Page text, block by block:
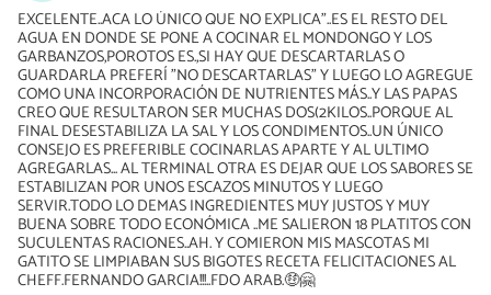
0
EXCELENTE..ACA LO ÚNICO QUE NO EXPLICA"..ES EL RESTO DEL
AGUA EN DONDE SE PONE A COCINAR EL MONDONGO Y LOS
GARBANZOS,POROTOS ES.,SI HAY QUE DESCARTARLAS O
GUARDARLA PREFERÍ "NO DESCARTARLAS" Y LUEGO LO AGREGUE
COMO UNA INCORPORACIÓN DE NUTRIENTES MÁS..Y LAS PAPAS
CREO QUE RESULTARON SER MUCHAS DOS(2KILOS..PORQUE AL
FINAL DESESTABILIZA LA SAL Y LOS CONDIMENTOS..UN ÚNICO
CONSEJO ES PREFERIBLE COCINARLAS APARTE Y AL ULTIMO
AGREGARLAS... AL TERMINAL OTRA ES DEJAR QUE LOS SABORES SE
ESTABILIZAN POR UNOS ESCAZOS MINUTOS Y LUEGO
SERVIR.TODO LO DEMAS INGREDIENTES MUY JUSTOS Y MUY
BUENA SOBRE TODO ECONÓMICA ..ME SALIERON 18 PLATITOS CON
SUCULENTAS RACIONES..AH. Y COMIERON MIS MASCOTAS MI
GATITO SE LIMPIABAN SUS BIGOTES RECETA FELICITACIONES AL
CHEFF.FERNANDO GARCIA!!!..FDO ARAB.🤑🤗